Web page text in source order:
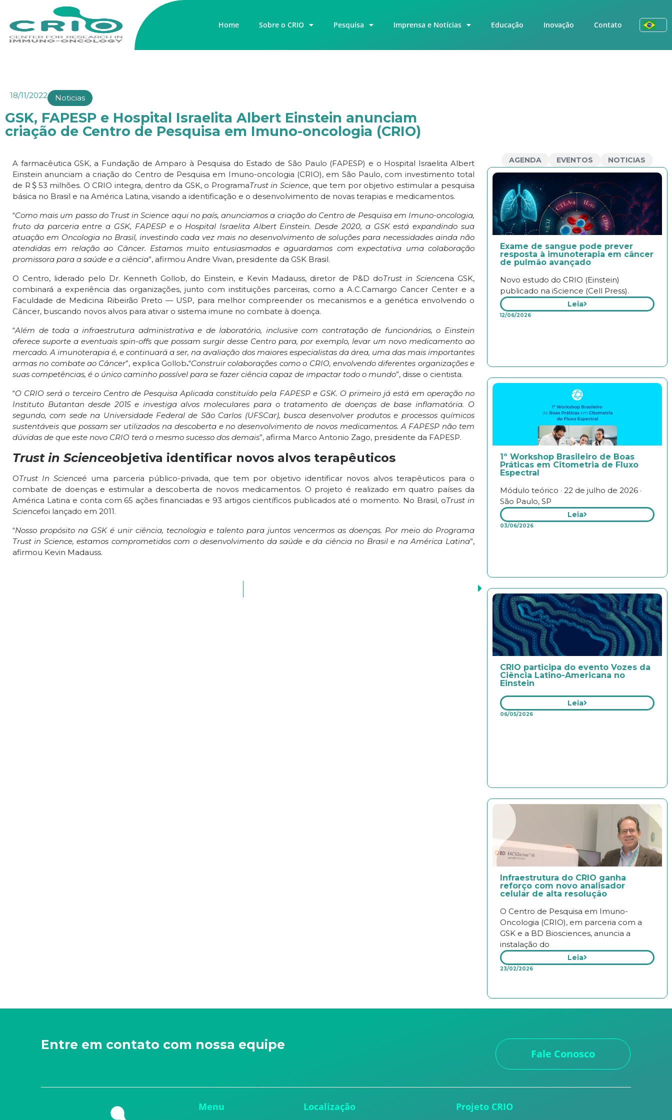
Home Sobre o CRIO Pesquisa Imprensa e Notícias Educação Inovação Contato
18/11/2022 Noticias
GSK, FAPESP e Hospital Israelita Albert Einstein anunciam
criação de Centro de Pesquisa em Imuno-oncologia (CRIO)
A farmacêutica GSK, a Fundação de Amparo à Pesquisa do Estado de São Paulo (FAPESP) e o Hospital Israelita Albert
Einstein anunciam a criação do Centro de Pesquisa em Imuno-oncologia (CRIO), em São Paulo, com investimento total
de R ＄ 53 milhões. O CRIO integra, dentro da GSK, o ProgramaTrust in Science, que tem por objetivo estimular a pesquisa
básica no Brasil e na América Latina, visando a identificação e o desenvolvimento de novas terapias e medicamentos.
“Como mais um passo do Trust in Science aqui no país, anunciamos a criação do Centro de Pesquisa em Imuno-oncologia,
fruto da parceria entre a GSK, FAPESP e o Hospital Israelita Albert Einstein. Desde 2020, a GSK está expandindo sua
atuação em Oncologia no Brasil, investindo cada vez mais no desenvolvimento de soluções para necessidades ainda não
atendidas em relação ao Câncer. Estamos muito entusiasmados e aguardamos com expectativa uma colaboração
promissora para a saúde e a ciência”, afirmou Andre Vivan, presidente da GSK Brasil.
O Centro, liderado pelo Dr. Kenneth Gollob, do Einstein, e Kevin Madauss, diretor de P&D doTrust in Sciencena GSK,
combinará a experiência das organizações, junto com instituições parceiras, como a A.C.Camargo Cancer Center e a
Faculdade de Medicina Ribeirão Preto — USP, para melhor compreender os mecanismos e a genética envolvendo o
Câncer, buscando novos alvos para ativar o sistema imune no combate à doença.
“Além de toda a infraestrutura administrativa e de laboratório, inclusive com contratação de funcionários, o Einstein
oferece suporte a eventuais spin-offs que possam surgir desse Centro para, por exemplo, levar um novo medicamento ao
mercado. A imunoterapia é, e continuará a ser, na avaliação dos maiores especialistas da área, uma das mais importantes
armas no combate ao Câncer”, explica Gollob.“Construir colaborações como o CRIO, envolvendo diferentes organizações e
suas competências, é o único caminho possível para se fazer ciência capaz de impactar todo o mundo”, disse o cientista.
“O CRIO será o terceiro Centro de Pesquisa Aplicada constituído pela FAPESP e GSK. O primeiro já está em operação no
Instituto Butantan desde 2015 e investiga alvos moleculares para o tratamento de doenças de base inflamatória. O
segundo, com sede na Universidade Federal de São Carlos (UFSCar), busca desenvolver produtos e processos químicos
sustentáveis que possam ser utilizados na descoberta e no desenvolvimento de novos medicamentos. A FAPESP não tem
dúvidas de que este novo CRIO terá o mesmo sucesso dos demais”, afirma Marco Antonio Zago, presidente da FAPESP.
Trust in Scienceobjetiva identificar novos alvos terapêuticos
OTrust In Scienceé uma parceria público-privada, que tem por objetivo identificar novos alvos terapêuticos para o
combate de doenças e estimular a descoberta de novos medicamentos. O projeto é realizado em quatro países da
América Latina e conta com 65 ações financiadas e 93 artigos científicos publicados até o momento. No Brasil, oTrust in
Sciencefoi lançado em 2011.
“Nosso propósito na GSK é unir ciência, tecnologia e talento para juntos vencermos as doenças. Por meio do Programa
Trust in Science, estamos comprometidos com o desenvolvimento da saúde e da ciência no Brasil e na América Latina”,
afirmou Kevin Madauss.
AGENDA EVENTOS NOTICIAS
Exame de sangue pode prever
resposta à imunoterapia em câncer
de pulmão avançado
Novo estudo do CRIO (Einstein)
publicado na iScience (Cell Press).
Leia
12/06/2026
1º Workshop Brasileiro de Boas
Práticas em Citometria de Fluxo
Espectral
Módulo teórico · 22 de julho de 2026 ·
São Paulo, SP
Leia
03/06/2026
CRIO participa do evento Vozes da
Ciência Latino-Americana no
Einstein
Leia
06/05/2026
Infraestrutura do CRIO ganha
reforço com novo analisador
celular de alta resolução
O Centro de Pesquisa em Imuno-
Oncologia (CRIO), em parceria com a
GSK e a BD Biosciences, anuncia a
instalação do
Leia
23/02/2026
Entre em contato com nossa equipe
Fale Conosco
Menu Localização Projeto CRIO